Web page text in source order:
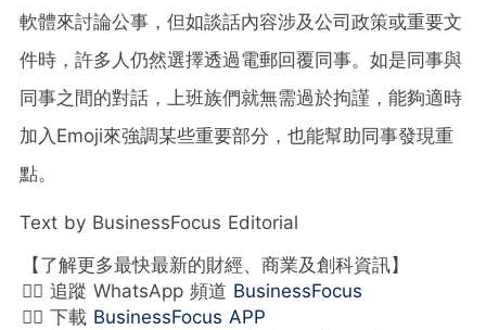
軟體來討論公事，但如談話內容涉及公司政策或重要文
件時，許多人仍然選擇透過電郵回覆同事。如是同事與
同事之間的對話，上班族們就無需過於拘謹，能夠適時
加入Emoji來強調某些重要部分，也能幫助同事發現重
點。
Text by BusinessFocus Editorial
【了解更多最快最新的財經、商業及創科資訊】
👉🏻 追蹤 WhatsApp 頻道 BusinessFocus
👉🏻 下載 BusinessFocus APP